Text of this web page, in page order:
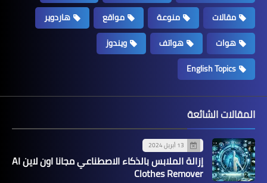
مقالات
منوعة مواقع
هاردوير
هوات
هواتف
ويندوز
English Topics
المقالات الشائعة
13 أبريل 2024
إزالة الملابس بالذكاء الاصطناعي مجانا اون لاين AI
Clothes Remover